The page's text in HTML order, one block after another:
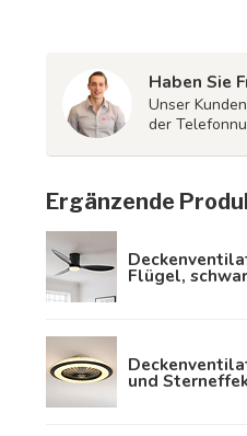
Haben Sie
Unser
der
Ergänzende
Flügel,
und